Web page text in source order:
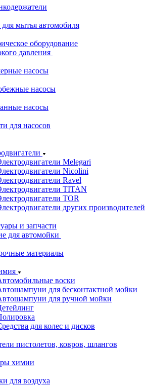
мытья автомобиля
оборудование
давления
насосы
насосы
насосы
для насосов
Melegari
Nicolini
Ravel
TITAN
TOR
других производителей
и запчасти
для автомойки
материалы
воски
для бесконтактной мойки
для ручной мойки
для колес и дисков
пистолетов, ковров, шлангов
химии
для воздуха